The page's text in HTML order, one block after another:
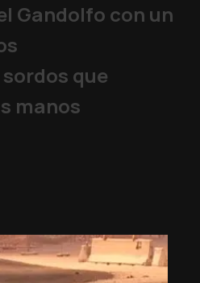
Gandolfo con un
que
manos